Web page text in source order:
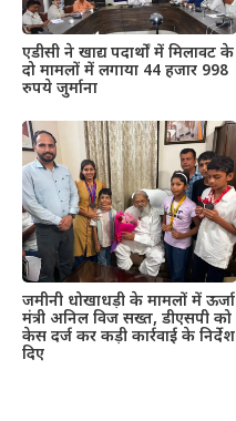
एडीसी ने खाद्य पदार्थों में मिलावट के
दो मामलों में लगाया 44 हजार 998
रुपये जुर्माना
जमीनी धोखाधड़ी के मामलों में ऊर्जा
मंत्री अनिल विज सख्त, डीएसपी को
केस दर्ज कर कड़ी कार्रवाई के निर्देश
दिए